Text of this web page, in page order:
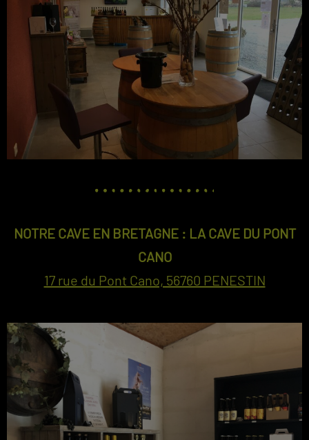
NOTRE CAVE EN BRETAGNE : LA CAVE DU PONT
CANO
17 rue du Pont Cano, 56760 PENESTIN